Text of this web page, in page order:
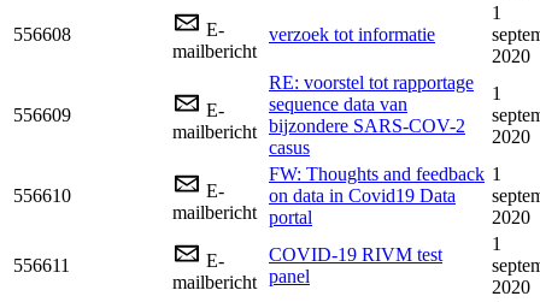
556608
E-
mailbericht
verzoek tot informatie
1
2020
556609
E-
mailbericht
RE: voorstel tot rapportage
sequence data van
bijzondere SARS-COV-2
casus
1
2020
556610
E-
mailbericht
FW: Thoughts and feedback
on data in Covid19 Data
portal
1
2020
556611
E-
mailbericht
COVID-19 RIVM test
panel
1
2020